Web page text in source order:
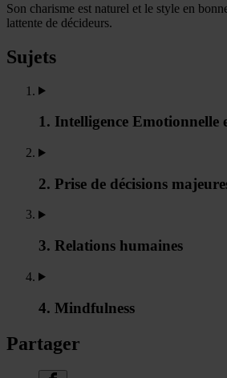
Son charisme est naturel et le style en
lattente de décideurs.
Sujets
1. Intelligence Emotionnelle
2. Prise de décisions
3. Relations humaines
4. Mindfulness
Partager